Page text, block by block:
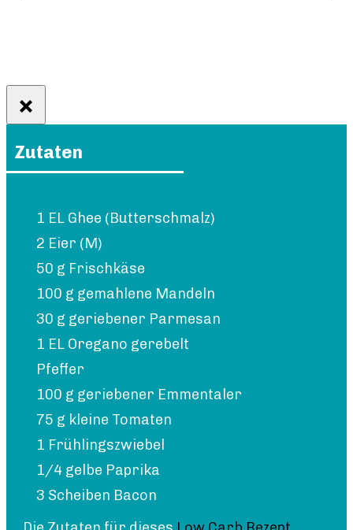
Zutaten
1 EL Ghee (Butterschmalz)
2 Eier (M)
50 g Frischkäse
100 g gemahlene Mandeln
30 g geriebener Parmesan
1 EL Oregano gerebelt
Pfeffer
100 g geriebener Emmentaler
75 g kleine Tomaten
1 Frühlingszwiebel
1/4 gelbe Paprika
3 Scheiben Bacon